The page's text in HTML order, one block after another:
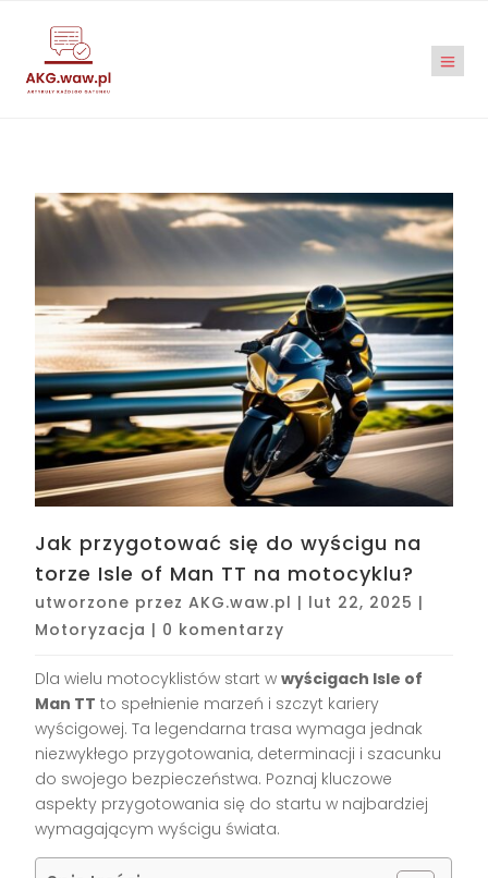
Jak przygotować się do wyścigu na
torze Isle of Man TT na motocyklu?
utworzone przezAKG.waw.pl | lut 22, 2025 |
Motoryzacja | 0 komentarzy
Dla wielu motocyklistów start wwyścigach Isle of
Man TT to spełnienie marzeń i szczyt kariery
wyścigowej. Ta legendarna trasa wymaga jednak
niezwykłego przygotowania, determinacji i szacunku
do swojego bezpieczeństwa. Poznaj kluczowe
aspekty przygotowania się do startu w najbardziej
wymagającym wyścigu świata.